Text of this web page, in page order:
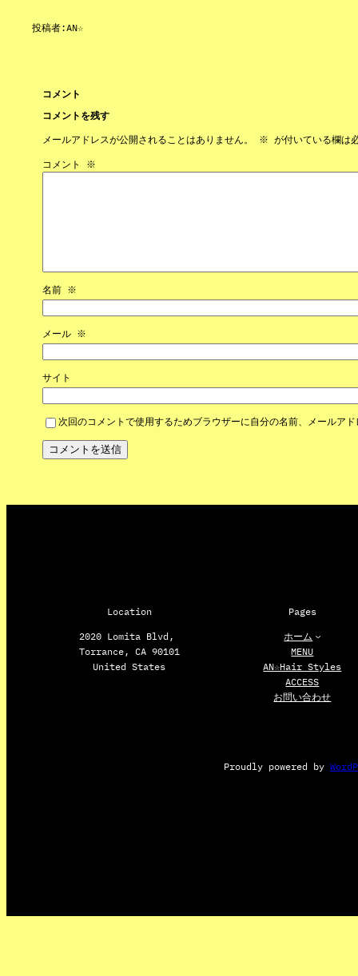
投稿者:AN☆
コメント
コメントを残す
メールアドレスが公開されることはありません。
※ が付いている欄は
コメント ※
名前 ※
メール ※
サイト
次回のコメントで使用するためブラウザーに自分の名前、メールアド
Location
2020 Lomita Blvd,
Torrance, CA 90101
United States
Pages
ホーム
MENU
AN☆Hair Styles
ACCESS
お問い合わせ
Proudly powered by